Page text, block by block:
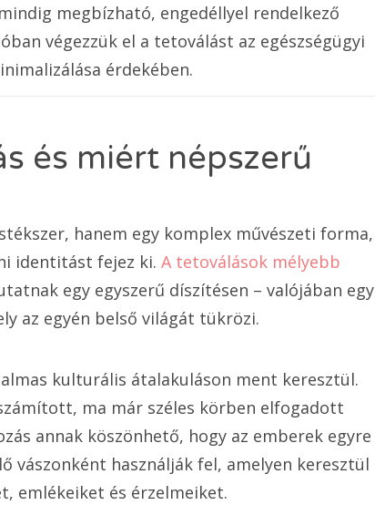
megbízható, engedéllyel rendelkező
végezzük el a tetoválást az egészségügyi
érdekében.
és miért népszerű
hanem egy komplex művészeti forma,
identitást fejez ki. A tetoválások mélyebb
egy egyszerű díszítésen – valójában egy
az egyén belső világát tükrözi.
kulturális átalakuláson ment keresztül.
ma már széles körben elfogadott
annak köszönhető, hogy az emberek egyre
használják fel, amelyen keresztül
emlékeiket és érzelmeiket.